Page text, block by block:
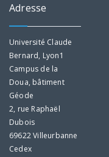
Adresse
Université Claude
Bernard, Lyon1
Campus de la
Doua, bâtiment
Géode
2, rue Raphaël
Dubois
69622 Villeurbanne
Cedex